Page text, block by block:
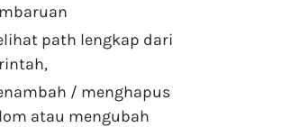
path lengkap dari
/ menghapus
atau mengubah